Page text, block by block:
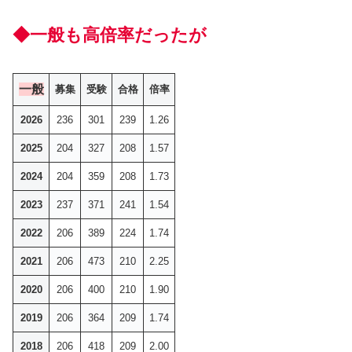
◆一般も高倍率だったが
一般 募集 受験 合格 倍率
2026 236 301 239 1.26
2025 204 327 208 1.57
2024 204 359 208 1.73
2023 237 371 241 1.54
2022 206 389 224 1.74
2021 206 473 210 2.25
2020 206 400 210 1.90
2019 206 364 209 1.74
2018 206 418 209 2.00